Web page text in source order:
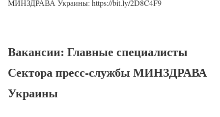
МИНЗДРАВА Украины: https://bit.ly/2D8C4F9
Вакансии: Главные специалисты
Сектора пресс-службы МИНЗДРАВА
Украины